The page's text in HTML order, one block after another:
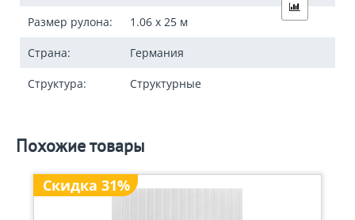
Размер рулона: 1.06 x 25 м
Страна: Германия
Структура: Структурные
Похожие товары
Скидка 31%